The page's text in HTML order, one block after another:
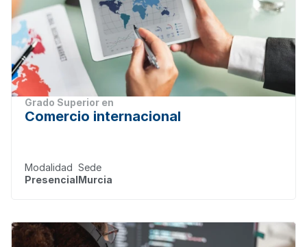
Grado Superior en
Comercio internacional
Modalidad
Presencial
Sede
Murcia